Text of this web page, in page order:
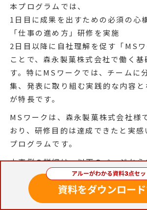
本プログラムでは、
1日目に成果を出すための必須の心
「仕事の進め方」研修を実施
2日目以降に自社理解を促す「MS
ことで、森永製菓株式会社で働く基
す。特にMSワークでは、チームに
集、発表に取り組む実践的な内容と
が特長です。
MSワークは、森永製菓株式会社様
おり、研修目的は達成できたと実感
プログラムです。
本事例の詳細は、以下のページから
【森永製菓株式会社研修導入事例】
続ける新入社員研修「MSワーク」